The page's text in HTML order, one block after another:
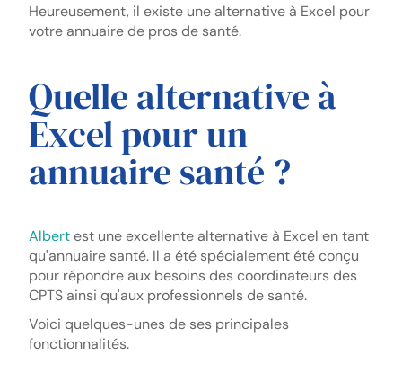
Heureusement, il existe une alternative à Excel pour
votre annuaire de pros de santé.
Quelle alternative à
Excel pour un
annuaire santé ?
Albertest une excellente alternative à Excel en tant
qu'annuaire santé. Il a été spécialement été conçu
pour répondre aux besoins des coordinateurs des
CPTS ainsi qu'aux professionnels de santé.
Voici quelques-unes de ses principales
fonctionnalités.